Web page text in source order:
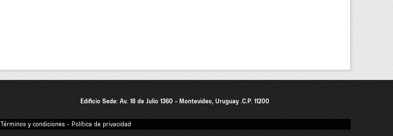
Edificio Sede: Av. 18 de Julio 1360 - Montevideo, Uruguay .C.P. 11200
Términos y condiciones - Política de privacidad